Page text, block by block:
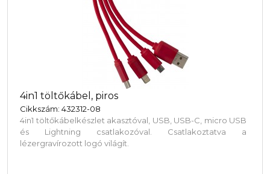
4in1 töltőkábel, piros
Cikkszám: 432312-08
4in1 töltőkábelkészlet akasztóval, USB, USB-C, micro USB
és Lightning csatlakozóval. Csatlakoztatva a
lézergravírozott logó világít.